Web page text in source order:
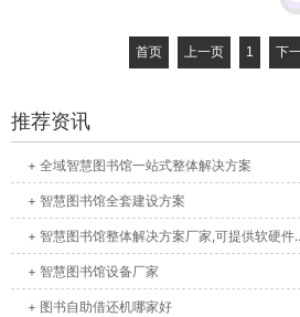
首页 上一页 1 下
推荐资讯
+ 全域智慧图书馆一站式整体解决方案
+ 智慧图书馆全套建设方案
+ 智慧图书馆整体解决方案厂家,可提供软硬件
+ 智慧图书馆设备厂家
+ 图书自助借还机哪家好